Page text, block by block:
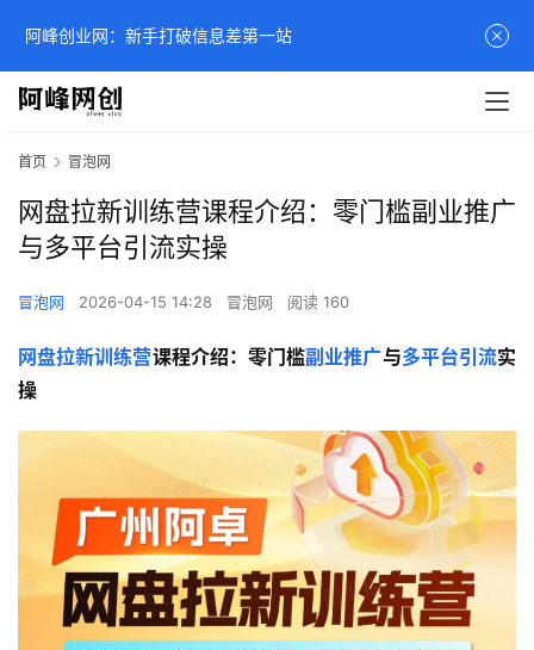
首页 冒泡网
网盘拉新训练营课程介绍：零门槛副业推广
与多平台引流实操
冒泡网 2026-04-15 14:28 冒泡网 阅读 160
网盘拉新训练营课程介绍：零门槛副业推广与多平台引流实
操
阿峰创业网：新手打破信息差第一站